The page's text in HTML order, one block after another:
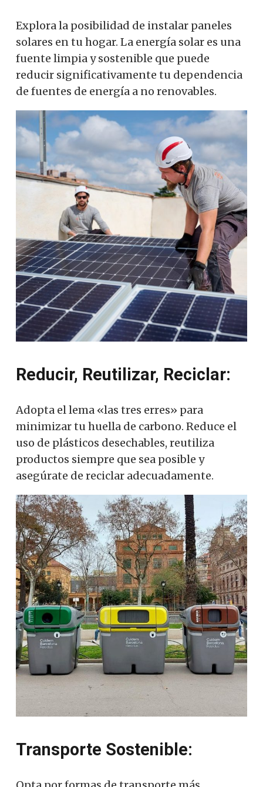
Explora la posibilidad de instalar paneles
solares en tu hogar. La energía solar es una
fuente limpia y sostenible que puede
reducir significativamente tu dependencia
de fuentes de energía a no renovables.
Reducir, Reutilizar, Reciclar:
Adopta el lema «las tres erres» para
minimizar tu huella de carbono. Reduce el
uso de plásticos desechables, reutiliza
productos siempre que sea posible y
asegúrate de reciclar adecuadamente.
Transporte Sostenible: